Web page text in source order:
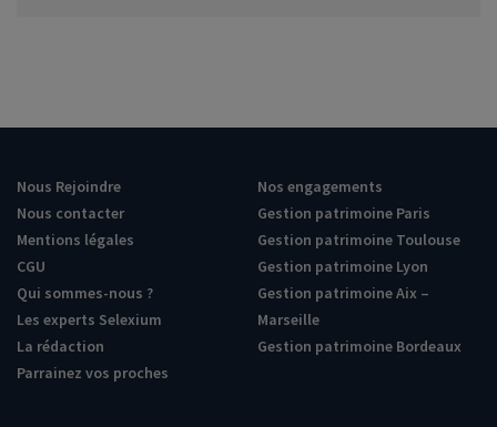
Nous Rejoindre
Nous contacter
Mentions légales
CGU
Qui sommes-nous ?
Les experts Selexium
La rédaction
Parrainez vos proches
Nos engagements
Gestion patrimoine Paris
Gestion patrimoine Toulouse
Gestion patrimoine Lyon
Gestion patrimoine Aix –
Marseille
Gestion patrimoine Bordeaux